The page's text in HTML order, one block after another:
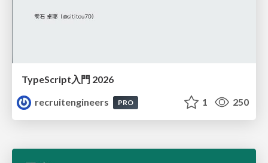
TypeScript入門 2026
recruitengineers
PRO 1 250